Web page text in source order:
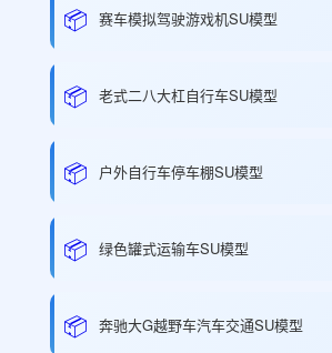
📦 赛车模拟驾驶游戏机SU模型
📦 老式二八大杠自行车SU模型
📦 户外自行车停车棚SU模型
📦 绿色罐式运输车SU模型
📦 奔驰大G越野车汽车交通SU模型